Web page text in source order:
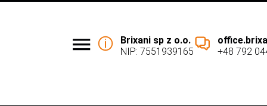
Brixani sp z o.o.
NIP: 7551939165
+48 792